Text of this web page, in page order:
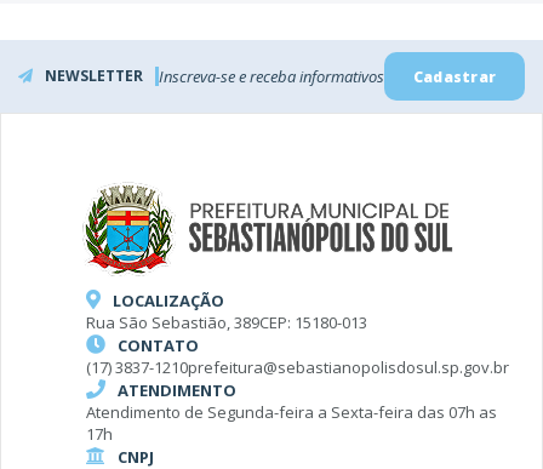
NEWSLETTER Inscreva-se e receba informativos Cadastrar
LOCALIZAÇÃO
Rua São Sebastião, 389CEP: 15180-013
CONTATO
(17) 3837-1210prefeitura@sebastianopolisdosul.sp.gov.br
ATENDIMENTO
Atendimento de Segunda-feira a Sexta-feira das 07h as
17h
CNPJ